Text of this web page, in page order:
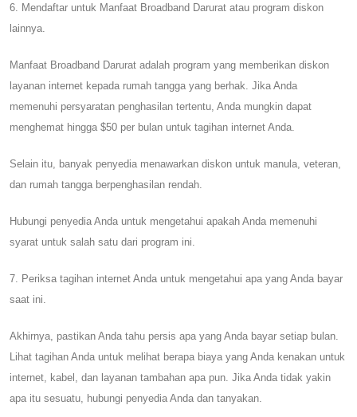
6. Mendaftar untuk Manfaat Broadband Darurat atau program diskon
lainnya.
Manfaat Broadband Darurat adalah program yang memberikan diskon
layanan internet kepada rumah tangga yang berhak. Jika Anda
memenuhi persyaratan penghasilan tertentu, Anda mungkin dapat
menghemat hingga $50 per bulan untuk tagihan internet Anda.
Selain itu, banyak penyedia menawarkan diskon untuk manula, veteran,
dan rumah tangga berpenghasilan rendah.
Hubungi penyedia Anda untuk mengetahui apakah Anda memenuhi
syarat untuk salah satu dari program ini.
7. Periksa tagihan internet Anda untuk mengetahui apa yang Anda bayar
saat ini.
Akhirnya, pastikan Anda tahu persis apa yang Anda bayar setiap bulan.
Lihat tagihan Anda untuk melihat berapa biaya yang Anda kenakan untuk
internet, kabel, dan layanan tambahan apa pun. Jika Anda tidak yakin
apa itu sesuatu, hubungi penyedia Anda dan tanyakan.